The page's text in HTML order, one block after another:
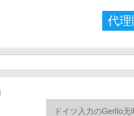
代理
ドイツ入力のGerllo